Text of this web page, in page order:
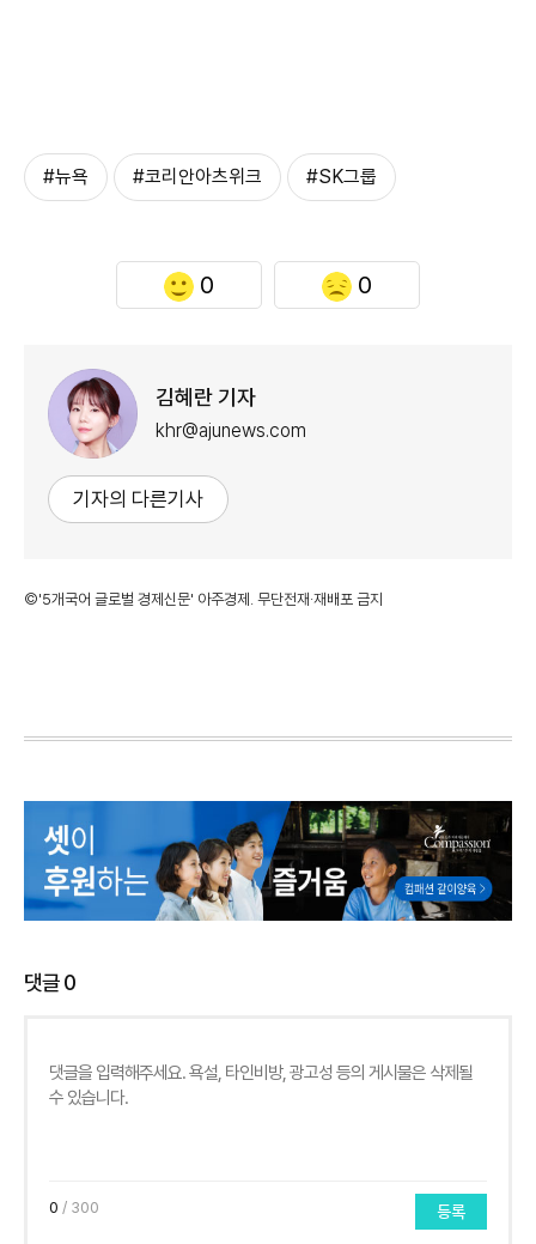
#뉴욕 #코리안아츠위크 #SK그룹
0 0
김혜란 기자
khr@ajunews.com
기자의 다른기사
©'5개국어 글로벌 경제신문' 아주경제. 무단전재·재배포 금지
댓글0
0 / 300 등록